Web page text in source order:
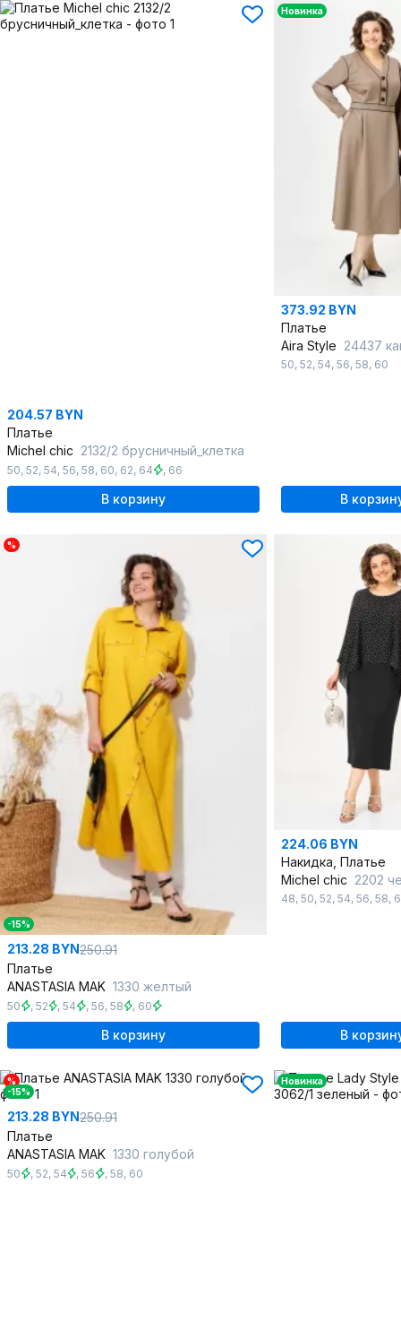
204.57 BYN
Платье
Michel chic 2132/2 брусничный_клетка
50, 52, 54, 56, 58, 60, 62, 64 , 66
В корзину
Новинка
373.92 BYN
Платье
Aira Style 24437
50, 52, 54, 56, 58, 60
В
%
-15%
213.28 BYN250.91
Платье
ANASTASIA MAK 1330 желтый
50 , 52 , 54 , 56, 58 , 60
В корзину
224.06 BYN
Накидка, Платье
Michel chic 2202
48, 50, 52, 54, 56, 58,
В
%
-15%
213.28 BYN250.91
Платье
ANASTASIA MAK 1330 голубой
50 , 52, 54 , 56 , 58, 60
Новинка